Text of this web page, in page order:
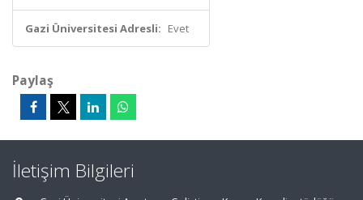
Gazi Üniversitesi Adresli: Evet
Paylaş
İletişim Bilgileri